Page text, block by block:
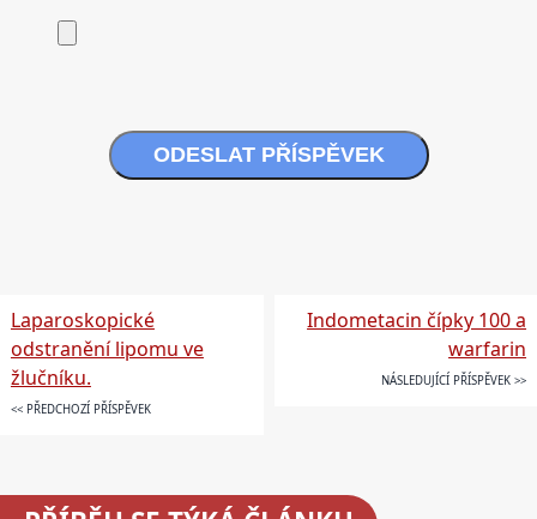
ODESLAT PŘÍSPĚVEK
Laparoskopické
odstranění lipomu ve
žlučníku.
<< PŘEDCHOZÍ PŘÍSPĚVEK
Indometacin čípky 100 a
warfarin
NÁSLEDUJÍCÍ PŘÍSPĚVEK >>